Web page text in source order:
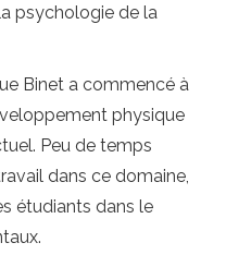
psychologie de la
Binet a commencé à
physique
Peu de temps
dans ce domaine,
étudiants dans le